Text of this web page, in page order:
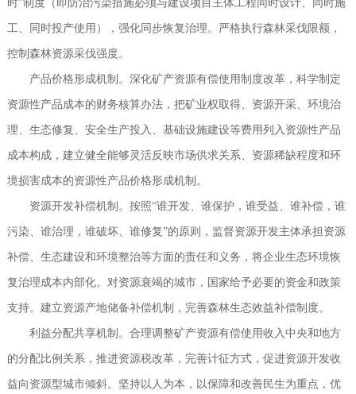
时”制度（即防治污染措施必须与建设项目主体工程同时设计、同时施
工、同时投产使用），强化同步恢复治理。严格执行森林采伐限额，
控制森林资源采伐强度。
产品价格形成机制。深化矿产资源有偿使用制度改革，科学制定
资源性产品成本的财务核算办法，把矿业权取得、资源开采、环境治
理、生态修复、安全生产投入、基础设施建设等费用列入资源性产品
成本构成，建立健全能够灵活反映市场供求关系、资源稀缺程度和环
境损害成本的资源性产品价格形成机制。
资源开发补偿机制。按照“谁开发、谁保护，谁受益、谁补偿，谁
污染、谁治理，谁破坏、谁修复”的原则，监督资源开发主体承担资源
补偿、生态建设和环境整治等方面的责任和义务，将企业生态环境恢
复治理成本内部化。对资源衰竭的城市，国家给予必要的资金和政策
支持。建立资源产地储备补偿机制，完善森林生态效益补偿制度。
利益分配共享机制。合理调整矿产资源有偿使用收入中央和地方
的分配比例关系，推进资源税改革，完善计征方式，促进资源开发收
益向资源型城市倾斜。坚持以人为本，以保障和改善民生为重点，优